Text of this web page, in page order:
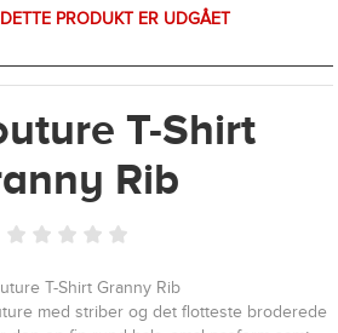
PRODUKT ER UDGÅET
T-Shirt
Rib
T-Shirt Granny Rib
med striber og det flotteste broderede